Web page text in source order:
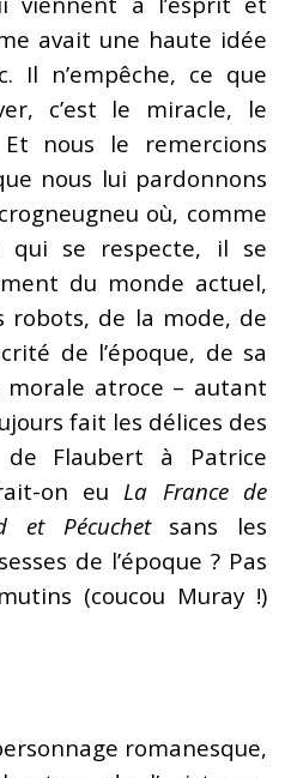
avait une haute idée
Il n’empêche, ce que
c’est le miracle, le
Et nous le remercions
nous lui pardonnons
où, comme
qui se respecte, il se
du monde actuel,
robots, de la mode, de
de l’époque, de sa
morale atroce – autant
fait les délices des
de Flaubert à Patrice
on eu La France de
et Pécuchetsans les
de l’époque ? Pas
(coucou Muray !)
romanesque,